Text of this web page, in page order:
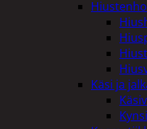
Käsi ja